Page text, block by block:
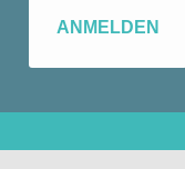
ANMELDEN